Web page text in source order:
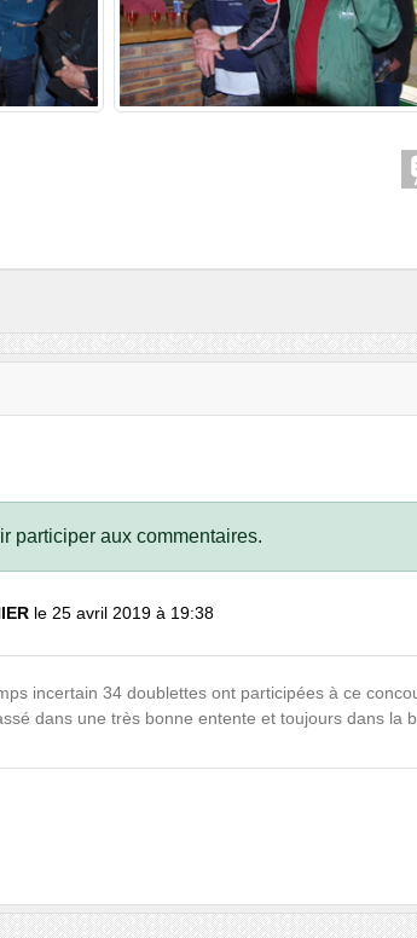
participer aux commentaires.
le 25 avril 2019 à 19:38
incertain 34 doublettes ont participées à ce
dans une très bonne entente et toujours dans la